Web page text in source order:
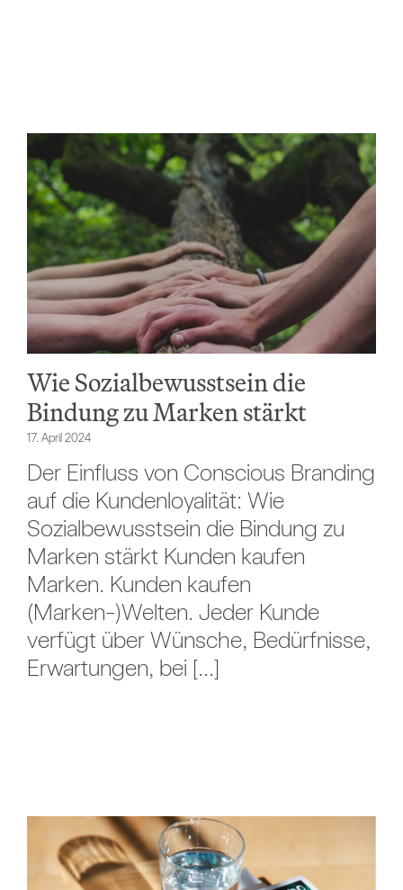
Wie Sozialbewusstsein die
Bindung zu Marken stärkt
17. April 2024
Der Einfluss von Conscious Branding
auf die Kundenloyalität: Wie
Sozialbewusstsein die Bindung zu
Marken stärkt Kunden kaufen
Marken. Kunden kaufen
(Marken-)Welten. Jeder Kunde
verfügt über Wünsche, Bedürfnisse,
Erwartungen, bei [...]